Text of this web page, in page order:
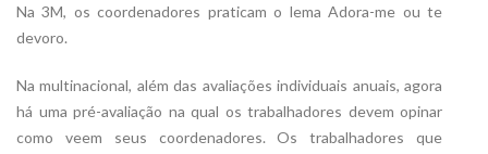
Na 3M, os coordenadores praticam o lema Adora-me ou te
devoro.
Na multinacional, além das avaliações individuais anuais, agora
há uma pré-avaliação na qual os trabalhadores devem opinar
como veem seus coordenadores. Os trabalhadores que